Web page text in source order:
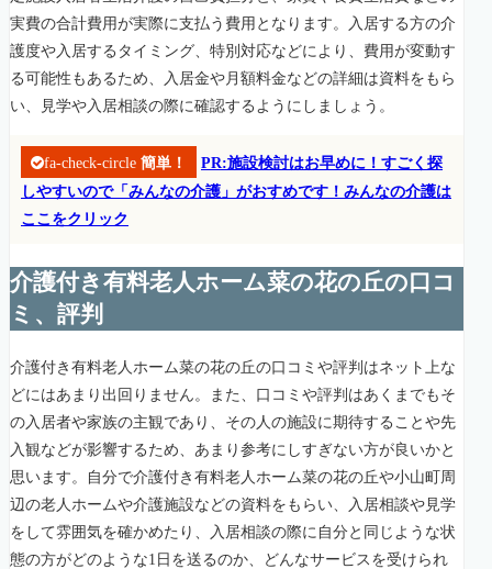
実費の合計費用が実際に支払う費用となります。入居する方の介
護度や入居するタイミング、特別対応などにより、費用が変動す
る可能性もあるため、入居金や月額料金などの詳細は資料をもら
い、見学や入居相談の際に確認するようにしましょう。
fa-check-circle 簡単！
PR:施設検討はお早めに！すごく探
しやすいので「みんなの介護」がおすめです！みんなの介護は
ここをクリック
介護付き有料老人ホーム菜の花の丘の口コ
ミ、評判
介護付き有料老人ホーム菜の花の丘の口コミや評判はネット上な
どにはあまり出回りません。また、口コミや評判はあくまでもそ
の入居者や家族の主観であり、その人の施設に期待することや先
入観などが影響するため、あまり参考にしすぎない方が良いかと
思います。自分で介護付き有料老人ホーム菜の花の丘や小山町周
辺の老人ホームや介護施設などの資料をもらい、入居相談や見学
をして雰囲気を確かめたり、入居相談の際に自分と同じような状
態の方がどのような1日を送るのか、どんなサービスを受けられ